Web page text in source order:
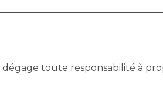
toute responsabilité à